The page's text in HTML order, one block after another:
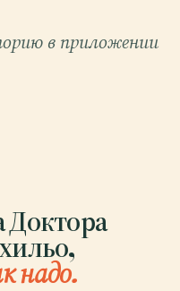
в приложении
Доктора
надо.